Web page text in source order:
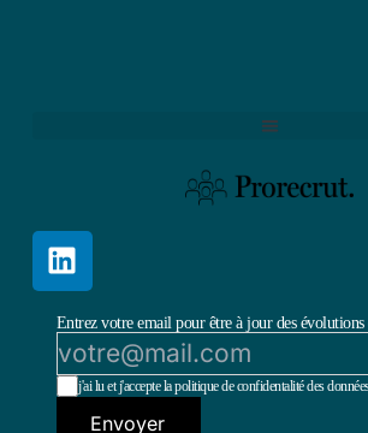
Entrez votre email pour être à jour des évolutions
j'ai lu et j'accepte la politique de confidentalité des
Envoyer